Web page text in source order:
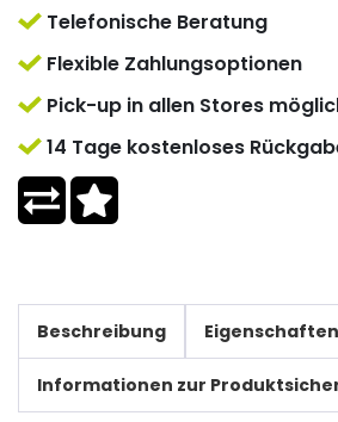
Telefonische Beratung
Flexible Zahlungsoptionen
Pick-up in allen Stores
14 Tage kostenloses
Beschreibung Eigenschaften
Informationen zur